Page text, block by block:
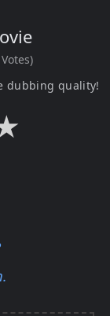
Votes)
dubbing quality!